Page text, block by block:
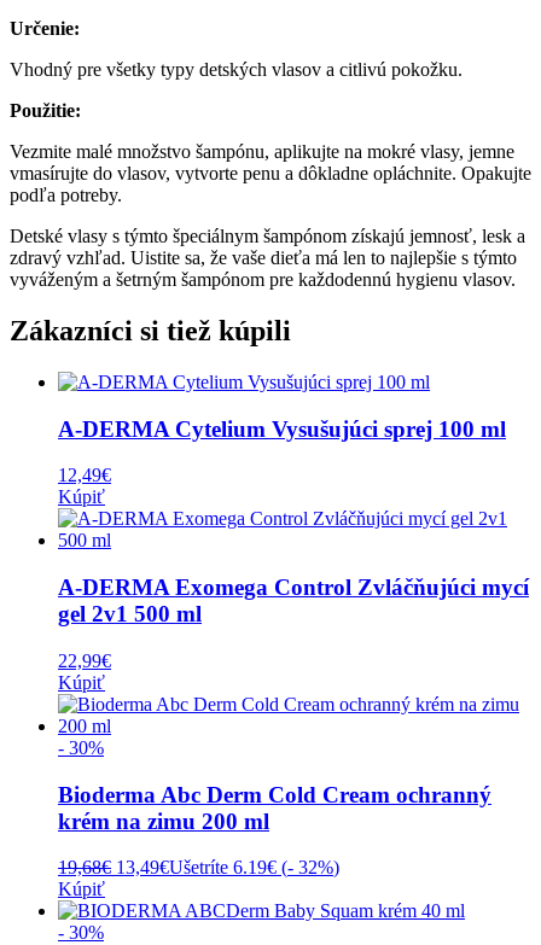
Určenie:
Vhodný pre všetky typy detských vlasov a citlivú pokožku.
Použitie:
Vezmite malé množstvo šampónu, aplikujte na mokré vlasy, jemne
vmasírujte do vlasov, vytvorte penu a dôkladne opláchnite. Opakujte
podľa potreby.
Detské vlasy s týmto špeciálnym šampónom získajú jemnosť, lesk a
zdravý vzhľad. Uistite sa, že vaše dieťa má len to najlepšie s týmto
vyváženým a šetrným šampónom pre každodennú hygienu vlasov.
Zákazníci si tiež kúpili
A-DERMA Cytelium Vysušujúci sprej 100 ml
12,49€
Kúpiť
A-DERMA Exomega Control Zvláčňujúci mycí
gel 2v1 500 ml
22,99€
Kúpiť
- 30%
Bioderma Abc Derm Cold Cream ochranný
krém na zimu 200 ml
19,68€ Pôvodná
bola:
13,49€Aktuálna
je:
Ušetríte 6.19€ (- 32%)
Kúpiť
- 30%